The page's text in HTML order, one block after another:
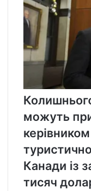
можуть
Канади із
тисяч